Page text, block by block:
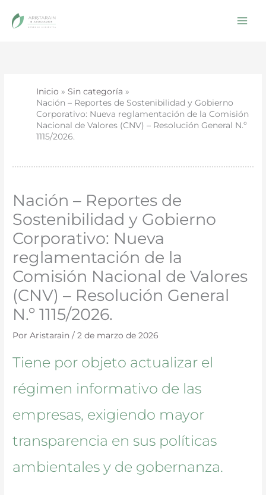
Inicio
Sin categoría
Nación – Reportes de Sostenibilidad y Gobierno
Corporativo: Nueva reglamentación de la Comisión
Nacional de Valores (CNV) – Resolución General N.º
1115/2026.
Nación – Reportes de
Sostenibilidad y Gobierno
Corporativo: Nueva
reglamentación de la
Comisión Nacional de Valores
(CNV) – Resolución General
N.º 1115/2026.
PorAristarain/2 de marzo de 2026
Tiene por objeto actualizar el
régimen informativo de las
empresas, exigiendo mayor
transparencia en sus políticas
ambientales y de gobernanza.